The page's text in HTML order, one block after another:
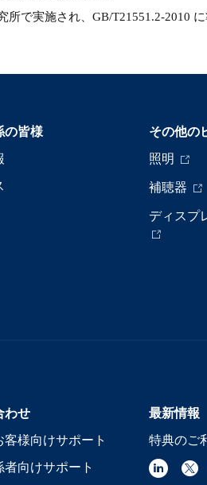
で実施され、GB/T21551.2-2010 に
の皆様
その他の
照明
補聴器
ディスプ
わせ
客様向けサポート
者向けサポート
最新情報
特典のご